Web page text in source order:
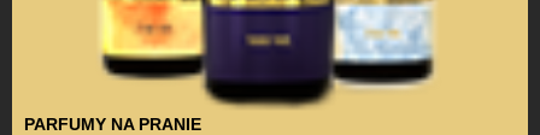
PARFUMY NA PRANIE